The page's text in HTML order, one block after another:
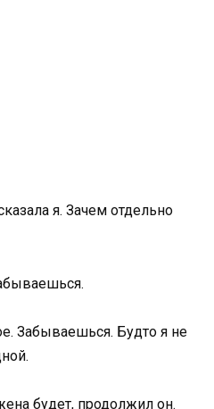
я. Зачем отдельно
Забываешься. Будто я не
будет, продолжил он.